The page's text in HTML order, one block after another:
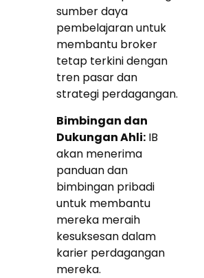
sumber daya
pembelajaran untuk
membantu broker
tetap terkini dengan
tren pasar dan
strategi perdagangan.
Bimbingan dan
Dukungan Ahli: IB
akan menerima
panduan dan
bimbingan pribadi
untuk membantu
mereka meraih
kesuksesan dalam
karier perdagangan
mereka.